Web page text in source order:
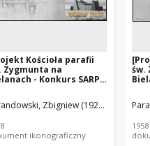
Parandowska, Ewa. Architekt
Kościoła parafii
Zygmunta na
- Konkurs SARP
II stopnia].
1], [Plan sytuacyjny i
Zbigniew (1929?-2017).
ikonograficzny
św.
1958